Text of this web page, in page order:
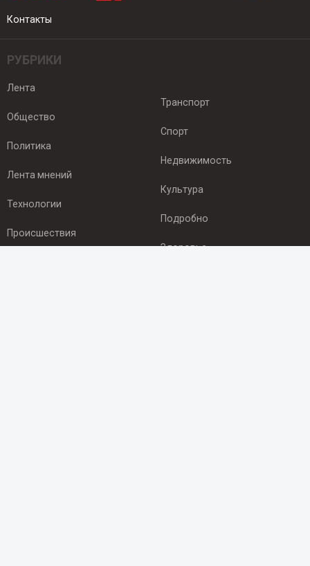
Контакты
РУБРИКИ
Лента
Общество
Политика
Лента мнений
Технологии
Происшествия
Транспорт
Спорт
Недвижимость
Культура
Подробно
Здоровье